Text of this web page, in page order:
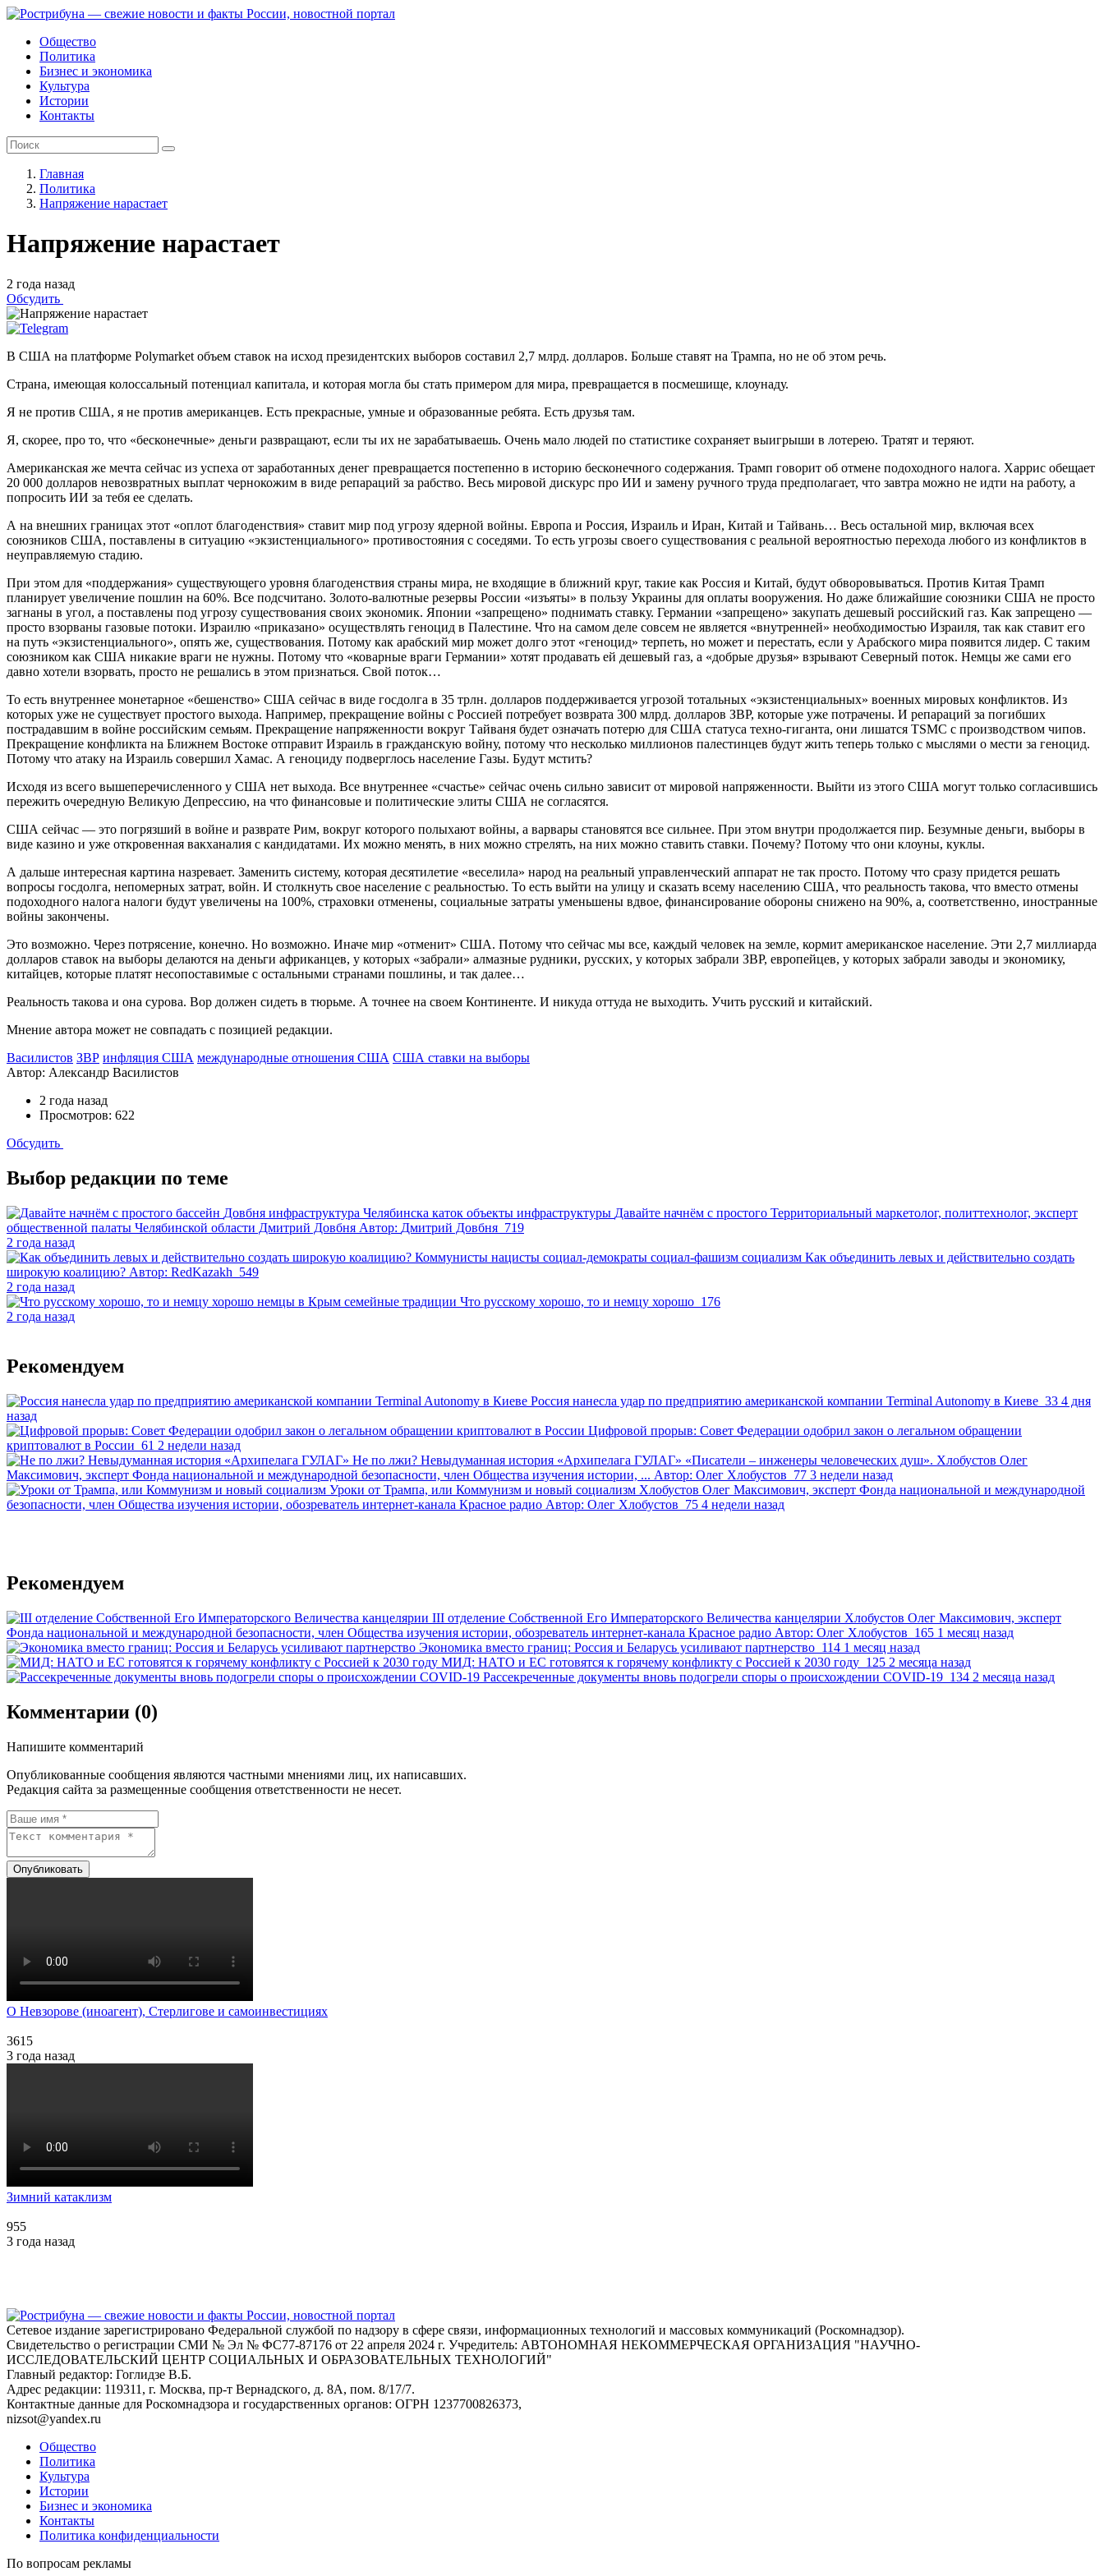
Общество
Политика
Бизнес и экономика
Культура
Истории
Контакты
Главная
Политика
Напряжение нарастает
Напряжение нарастает
2 года назад
Обсудить
В США на платформе Polymarket объем ставок на исход президентских выборов составил 2,7 млрд. долларов. Больше ставят на Трампа, но не об этом речь.
Страна, имеющая колоссальный потенциал капитала, и которая могла бы стать примером для мира, превращается в посмешище, клоунаду.
Я не против США, я не против американцев. Есть прекрасные, умные и образованные ребята. Есть друзья там.
Я, скорее, про то, что «бесконечные» деньги развращают, если ты их не зарабатываешь. Очень мало людей по статистике сохраняет выигрыши в лотерею. Тратят и теряют.
Американская же мечта сейчас из успеха от заработанных денег превращается постепенно в историю бесконечного содержания. Трамп говорит об отмене подоходного налога. Харрис обещает
20 000 долларов невозвратных выплат чернокожим в виде репараций за рабство. Весь мировой дискурс про ИИ и замену ручного труда предполагает, что завтра можно не идти на работу, а
попросить ИИ за тебя ее сделать.
А на внешних границах этот «оплот благоденствия» ставит мир под угрозу ядерной войны. Европа и Россия, Израиль и Иран, Китай и Тайвань… Весь остальной мир, включая всех
союзников США, поставлены в ситуацию «экзистенциального» противостояния с соседями. То есть угрозы своего существования с реальной вероятностью перехода любого из конфликтов в
неуправляемую стадию.
При этом для «поддержания» существующего уровня благоденствия страны мира, не входящие в ближний круг, такие как Россия и Китай, будут обворовываться. Против Китая Трамп
планирует увеличение пошлин на 60%. Все подсчитано. Золото-валютные резервы России «изъяты» в пользу Украины для оплаты вооружения. Но даже ближайшие союзники США не просто
загнаны в угол, а поставлены под угрозу существования своих экономик. Японии «запрещено» поднимать ставку. Германии «запрещено» закупать дешевый российский газ. Как запрещено —
просто взорваны газовые потоки. Израилю «приказано» осуществлять геноцид в Палестине. Что на самом деле совсем не является «внутренней» необходимостью Израиля, так как ставит его
на путь «экзистенциального», опять же, существования. Потому как арабский мир может долго этот «геноцид» терпеть, но может и перестать, если у Арабского мира появится лидер. С таким
союзником как США никакие враги не нужны. Потому что «коварные враги Германии» хотят продавать ей дешевый газ, а «добрые друзья» взрывают Северный поток. Немцы же сами его
давно хотели взорвать, просто не решались в этом признаться. Свой поток…
То есть внутреннее монетарное «бешенство» США сейчас в виде госдолга в 35 трлн. долларов поддерживается угрозой тотальных «экзистенциальных» военных мировых конфликтов. Из
которых уже не существует простого выхода. Например, прекращение войны с Россией потребует возврата 300 млрд. долларов ЗВР, которые уже потрачены. И репараций за погибших
пострадавшим в войне российским семьям. Прекращение напряженности вокруг Тайваня будет означать потерю для США статуса техно-гиганта, они лишатся TSMC с производством чипов.
Прекращение конфликта на Ближнем Востоке отправит Израиль в гражданскую войну, потому что несколько миллионов палестинцев будут жить теперь только с мыслями о мести за геноцид.
Потому что атаку на Израиль совершил Хамас. А геноциду подверглось население Газы. Будут мстить?
Исходя из всего вышеперечисленного у США нет выхода. Все внутреннее «счастье» сейчас очень сильно зависит от мировой напряженности. Выйти из этого США могут только согласившись
пережить очередную Великую Депрессию, на что финансовые и политические элиты США не согласятся.
США сейчас — это погрязший в войне и разврате Рим, вокруг которого полыхают войны, а варвары становятся все сильнее. При этом внутри продолжается пир. Безумные деньги, выборы в
виде казино и уже откровенная вакханалия с кандидатами. Их можно менять, в них можно стрелять, на них можно ставить ставки. Почему? Потому что они клоуны, куклы.
А дальше интересная картина назревает. Заменить систему, которая десятилетие «веселила» народ на реальный управленческий аппарат не так просто. Потому что сразу придется решать
вопросы госдолга, непомерных затрат, войн. И столкнуть свое население с реальностью. То есть выйти на улицу и сказать всему населению США, что реальность такова, что вместо отмены
подоходного налога налоги будут увеличены на 100%, страховки отменены, социальные затраты уменьшены вдвое, финансирование обороны снижено на 90%, а, соответственно, иностранные
войны закончены.
Это возможно. Через потрясение, конечно. Но возможно. Иначе мир «отменит» США. Потому что сейчас мы все, каждый человек на земле, кормит американское население. Эти 2,7 миллиарда
долларов ставок на выборы делаются на деньги африканцев, у которых «забрали» алмазные рудники, русских, у которых забрали ЗВР, европейцев, у которых забрали заводы и экономику,
китайцев, которые платят несопоставимые с остальными странами пошлины, и так далее…
Реальность такова и она сурова. Вор должен сидеть в тюрьме. А точнее на своем Континенте. И никуда оттуда не выходить. Учить русский и китайский.
Мнение автора может не совпадать с позицией редакции.
Василистов ЗВР инфляция США международные отношения США США ставки на выборы
Автор: Александр Василистов
2 года назад
Просмотров: 622
Обсудить
Выбор редакции по теме
бассейн Довбня инфраструктура Челябинска каток объекты инфраструктуры Давайте начнём с простого Территориальный маркетолог, политтехнолог, эксперт
общественной палаты Челябинской области Дмитрий Довбня Автор: Дмитрий Довбня 719
2 года назад
Коммунисты нацисты социал-демократы социал-фашизм социализм Как объединить левых и действительно создать
широкую коалицию? Автор: RedKazakh 549
2 года назад
немцы в Крым семейные традиции Что русскому хорошо, то и немцу хорошо 176
2 года назад
Рекомендуем
Россия нанесла удар по предприятию американской компании Terminal Autonomy в Киеве 33 4 дня
назад
Цифровой прорыв: Совет Федерации одобрил закон о легальном обращении
криптовалют в России 61 2 недели назад
Не по лжи? Невыдуманная история «Архипелага ГУЛАГ» «Писатели – инженеры человеческих душ». Хлобустов Олег
Максимович, эксперт Фонда национальной и международной безопасности, член Общества изучения истории, ... Автор: Олег Хлобустов 77 3 недели назад
Уроки от Трампа, или Коммунизм и новый социализм Хлобустов Олег Максимович, эксперт Фонда национальной и международной
безопасности, член Общества изучения истории, обозреватель интернет-канала Красное радио Автор: Олег Хлобустов 75 4 недели назад
Рекомендуем
III отделение Собственной Его Императорского Величества канцелярии Хлобустов Олег Максимович, эксперт
Фонда национальной и международной безопасности, член Общества изучения истории, обозреватель интернет-канала Красное радио Автор: Олег Хлобустов 165 1 месяц назад
Экономика вместо границ: Россия и Беларусь усиливают партнерство 114 1 месяц назад
МИД: НАТО и ЕС готовятся к горячему конфликту с Россией к 2030 году 125 2 месяца назад
Рассекреченные документы вновь подогрели споры о происхождении COVID-19 134 2 месяца назад
Комментарии (0)
Напишите комментарий
Опубликованные сообщения являются частными мнениями лиц, их написавших.
Редакция сайта за размещенные сообщения ответственности не несет.
Опубликовать
О Невзорове (иноагент), Стерлигове и самоинвестициях
3615
3 года назад
Зимний катаклизм
955
3 года назад
Сетевое издание зарегистрировано Федеральной службой по надзору в сфере связи, информационных технологий и массовых коммуникаций (Роскомнадзор).
Свидетельство о регистрации СМИ № Эл № ФС77-87176 от 22 апреля 2024 г. Учредитель: АВТОНОМНАЯ НЕКОММЕРЧЕСКАЯ ОРГАНИЗАЦИЯ "НАУЧНО-
ИССЛЕДОВАТЕЛЬСКИЙ ЦЕНТР СОЦИАЛЬНЫХ И ОБРАЗОВАТЕЛЬНЫХ ТЕХНОЛОГИЙ"
Главный редактор: Гоглидзе В.Б.
Адрес редакции: 119311, г. Москва, пр-т Вернадского, д. 8А, пом. 8/17/7.
Контактные данные для Роскомнадзора и государственных органов: ОГРН 1237700826373,
nizsot@yandex.ru
Общество
Политика
Культура
Истории
Бизнес и экономика
Контакты
Политика конфиденциальности
По вопросам рекламы